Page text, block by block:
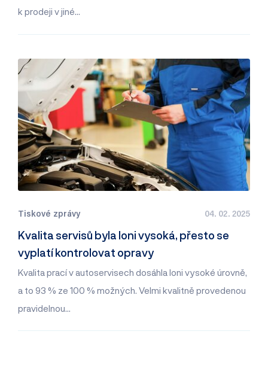
k prodeji v jiné…
Tiskové zprávy 04. 02. 2025
Kvalita servisů byla loni vysoká, přesto se
vyplatí kontrolovat opravy
Kvalita prací v autoservisech dosáhla loni vysoké úrovně,
a to 93 % ze 100 % možných. Velmi kvalitně provedenou
pravidelnou…